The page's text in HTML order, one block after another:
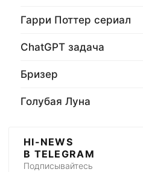
Гарри Поттер сериал
ChatGPT задача
Бризер
Голубая Луна
HI-NEWS
В TELEGRAM
Подписывайтесь